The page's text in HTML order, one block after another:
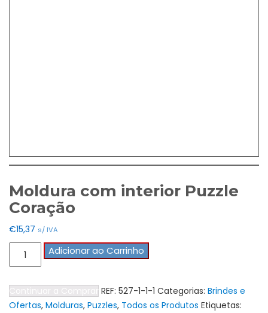
Moldura com interior Puzzle
Coração
€15,37 s/ IVA
Quantidade
de
interior
Adicionar ao Carrinho
Continuar a Comprar REF: 527-1-1-1 Categorias: Brindes e
Ofertas, Molduras, Puzzles, Todos os Produtos Etiquetas: